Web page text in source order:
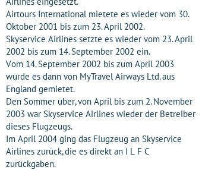
Airtours International mietete es wieder vom 30.
Oktober 2001 bis zum 23. April 2002.
Skyservice Airlines setzte es wieder vom 23. April
2002 bis zum 14. September 2002 ein.
Vom 14. September 2002 bis zum April 2003
wurde es dann von MyTravel Airways Ltd. aus
England gemietet.
Den Sommer über, von April bis zum 2. November
2003 war Skyservice Airlines wieder der Betreiber
dieses Flugzeugs.
Im April 2004 ging das Flugzeug an Skyservice
Airlines zurück, die es direkt an I L F C
zurückgaben.